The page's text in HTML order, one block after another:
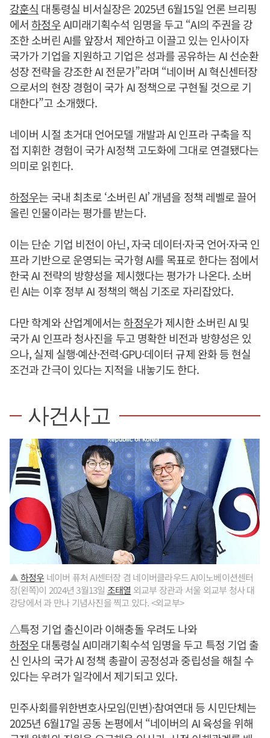
강훈식 대통령실 비서실장은 2025년 6월15일 언론 브리핑
에서하정우AI미래기획수석 임명을 두고 “AI의 주권을 강
조한 소버린 AI를 앞장서 제안하고 이끌고 있는 인사이자
국가가 기업을 지원하고 기업은 성과를 공유하는 AI 선순환
성장 전략을 강조한 AI 전문가”라며 “네이버 AI 혁신센터장
으로서의 현장 경험이 국가 AI 정책으로 구현될 것으로 기
대한다”고 소개했다.
네이버 시절 초거대 언어모델 개발과 AI 인프라 구축을 직
접 지휘한 경험이 국가 AI정책 고도화에 그대로 연결됐다는
의미로 읽힌다.
하정우는 국내 최초로 ‘소버린 AI’ 개념을 정책 레벨로 끌어
올린 인물이라는 평가를 받는다.
이는 단순 기업 비전이 아닌, 자국 데이터·자국 언어·자국 인
프라 기반으로 운영되는 국가형 AI를 목표로 한다는 점에서
한국 AI 전략의 방향성을 제시했다는 평가가 나온다. 소버
린 AI는 이후 정부 AI 정책의 핵심 기조로 자리잡았다.
다만 학계와 산업계에서는하정우가 제시한 소버린 AI 및
국가 AI 인프라 청사진을 두고 명확한 비전과 방향성은 있
으나, 실제 실행·예산·전력·GPU·데이터 규제 완화 등 현실
조건과 간극이 있다는 지적을 내놓기도 한다.
사건사고
▲하정우 네이버 퓨처 AI센터장 겸 네이버클라우드 AI이노베이션센터
장(왼쪽)이 2024년 3월13일 조태열 외교부 장관과 서울 외교부 청사 대
강당에서 과 만나 기념사진을 찍고 있다. <외교부>
△특정 기업 출신이라 이해충돌 우려도 나와
하정우대통령실 AI미래기획수석 임명을 두고 특정 기업 출
신 인사의 국가 AI 정책 총괄이 공정성과 중립성을 해칠 수
있다는 우려가 일각에서 제기되고 있다.
민주사회를위한변호사모임(민변)·참여연대 등 시민단체는
2025년 6월17일 공동 논평에서 “네이버의 AI 육성을 위해